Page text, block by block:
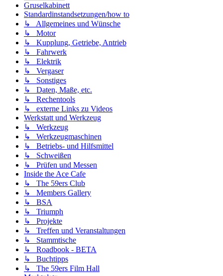
Gruselkabinett
Standardinstandsetzungen/how to
↳ Allgemeines und Wünsche
↳ Motor
↳ Kupplung, Getriebe, Antrieb
↳ Fahrwerk
↳ Elektrik
↳ Vergaser
↳ Sonstiges
↳ Daten, Maße, etc.
↳ Rechentools
↳ externe Links zu Videos
Werkstatt und Werkzeug
↳ Werkzeug
↳ Werkzeugmaschinen
↳ Betriebs- und Hilfsmittel
↳ Schweißen
↳ Prüfen und Messen
Inside the Ace Cafe
↳ The 59ers Club
↳ Members Gallery
↳ BSA
↳ Triumph
↳ Projekte
↳ Treffen und Veranstaltungen
↳ Stammtische
↳ Roadbook - BETA
↳ Buchtipps
↳ The 59ers Film Hall